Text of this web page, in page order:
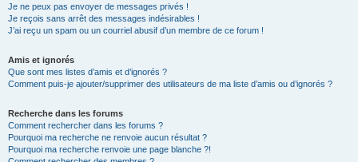
Je ne peux pas envoyer de messages privés !
Je reçois sans arrêt des messages indésirables !
J’ai reçu un spam ou un courriel abusif d’un membre de ce forum !
Amis et ignorés
Que sont mes listes d’amis et d’ignorés ?
Comment puis-je ajouter/supprimer des utilisateurs de ma liste d’amis ou d’ignorés ?
Recherche dans les forums
Comment rechercher dans les forums ?
Pourquoi ma recherche ne renvoie aucun résultat ?
Pourquoi ma recherche renvoie une page blanche ?!